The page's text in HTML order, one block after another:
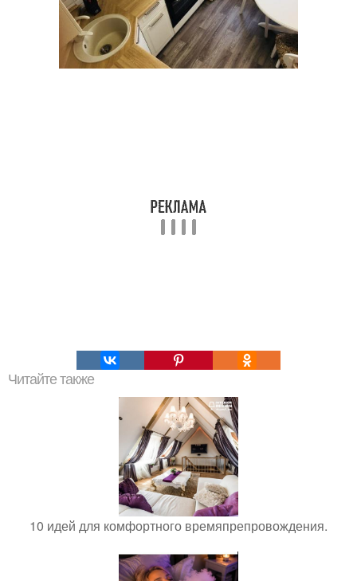
Читайте также
10 идей для комфортного времяпрепровождения.